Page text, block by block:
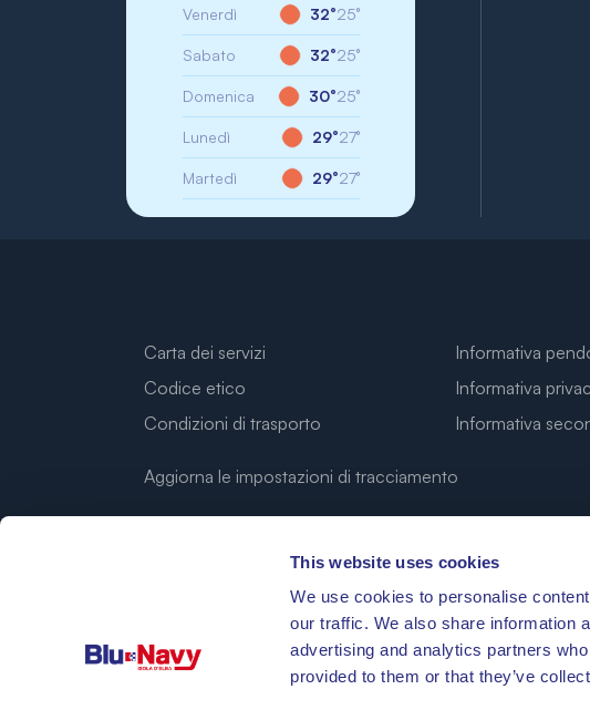
This website uses cookies
We use cookies to personalise
our traffic. We also share information
advertising and analytics partners
provided to them or that they’ve
Venerdì 32°25°
Sabato 32°25°
Domenica 30°25°
Lunedì 29°27°
Martedì 29°27°
Carta dei servizi
Codice etico
Condizioni di trasporto
Informativa
Informativa
Informativa
Aggiorna le impostazioni di tracciamento